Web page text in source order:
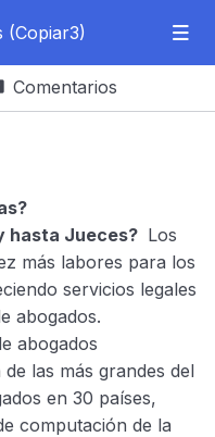
Consultar
por las
0/4
(Copiar3)
Comentarios
hasta Jueces? Los
más labores para los
servicios legales
abogados.
abogados
las más grandes del
en 30 países,
computación de la